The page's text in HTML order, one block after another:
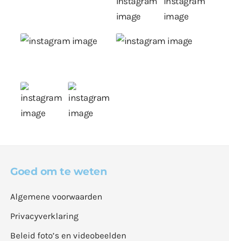
Goed om te weten
Algemene voorwaarden
Privacyverklaring
Beleid foto’s en videobeelden